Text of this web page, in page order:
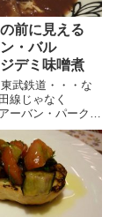
前に見える
・バル
デミ味噌煮
武鉄道・・・な
線じゃなく
ーバン・パークラ
ン（都会）とパ
アーバンは、ど
部、柏、船橋あ
クは、それ以外か
線もイメージア